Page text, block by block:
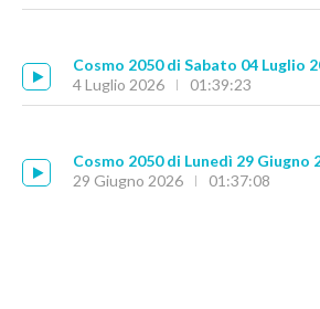
Cosmo 2050 di Sabato 04 Luglio
4 Luglio 2026
01:39:23
Cosmo 2050 di Lunedì 29 Giugno
29 Giugno 2026
01:37:08